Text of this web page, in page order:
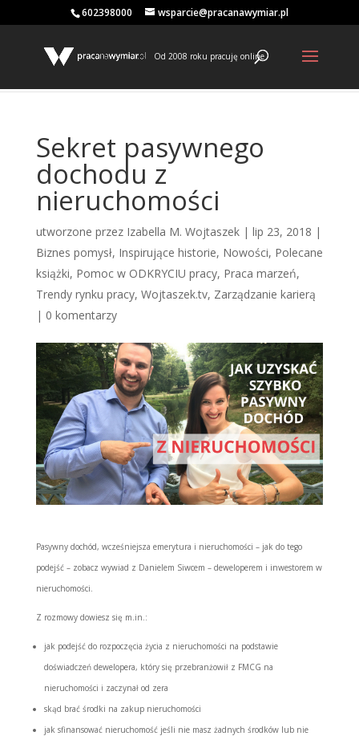
602398000 wsparcie@pracanawymiar.pl
Od 2008 roku pracuję online
Sekret pasywnego
dochodu z
nieruchomości
utworzone przez Izabella M. Wojtaszek| lip 23, 2018 |
Biznes pomysł, Inspirujące historie, Nowości, Polecane
książki, Pomoc w ODKRYCIU pracy, Praca marzeń,
Trendy rynku pracy, Wojtaszek.tv, Zarządzanie karierą
| 0 komentarzy
Pasywny dochód, wcześniejsza emerytura i nieruchomości – jak do tego
podejść – zobacz wywiad z Danielem Siwcem – deweloperem i inwestorem w
nieruchomości.
Z rozmowy dowiesz się m.in.:
jak podejść do rozpoczęcia życia z nieruchomości na podstawie
doświadczeń dewelopera, który się przebranżowił z FMCG na
nieruchomości i zaczynał od zera
skąd brać środki na zakup nieruchomości
jak sfinansować nieruchomość jeśli nie masz żadnych środków lub nie